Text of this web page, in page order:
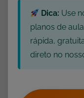
Dica: Use
planos de
rápida,
direto no